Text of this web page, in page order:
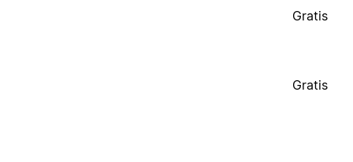
Gratis
Gratis